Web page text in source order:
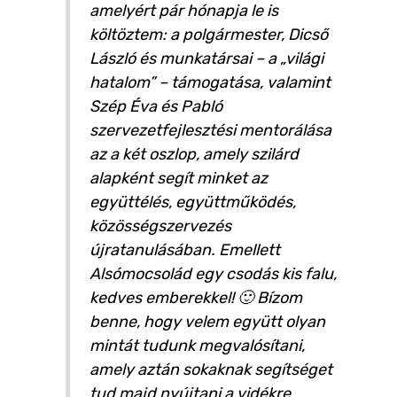
amelyért pár hónapja le is
költöztem: a polgármester, Dicső
László és munkatársai – a „világi
hatalom” – támogatása, valamint
Szép Éva és Pabló
szervezetfejlesztési mentorálása
az a két oszlop, amely szilárd
alapként segít minket az
együttélés, együttműködés,
közösségszervezés
újratanulásában. Emellett
Alsómocsolád egy csodás kis falu,
kedves emberekkel! 🙂 Bízom
benne, hogy velem együtt olyan
mintát tudunk megvalósítani,
amely aztán sokaknak segítséget